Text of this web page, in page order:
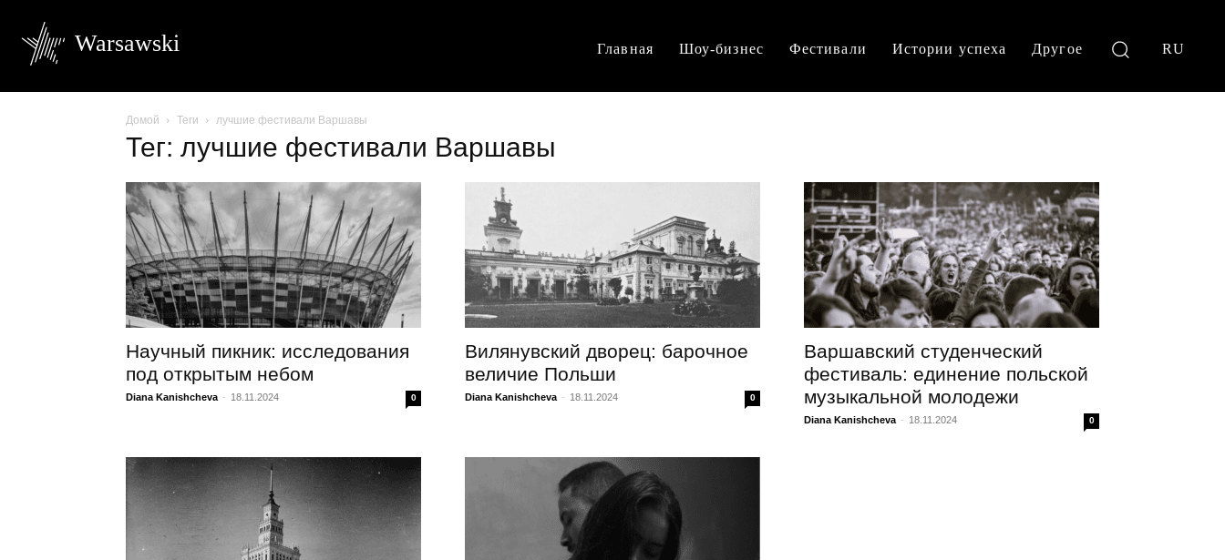
Warsawski Главная Шоу-бизнес Фестивали Истории успеха Другое RU
Домой Теги лучшие фестивали Варшавы
Тег: лучшие фестивали Варшавы
Научный пикник: исследования
под открытым небом
Diana Kanishcheva - 18.11.2024 0
Вилянувский дворец: барочное
величие Польши
Diana Kanishcheva - 18.11.2024 0
Варшавский студенческий
фестиваль: единение польской
музыкальной молодежи
Diana Kanishcheva - 18.11.2024 0